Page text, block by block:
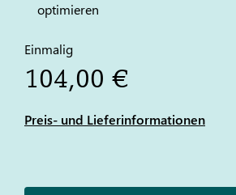
optimieren
Einmalig
104,00 €
Preis- und Lieferinformationen